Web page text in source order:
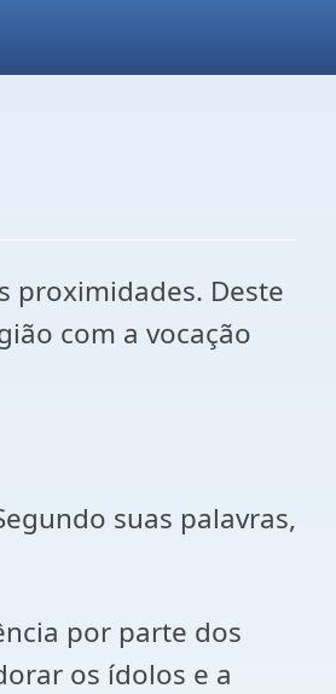
proximidades. Deste
com a vocação
suas palavras,
por parte dos
os ídolos e a